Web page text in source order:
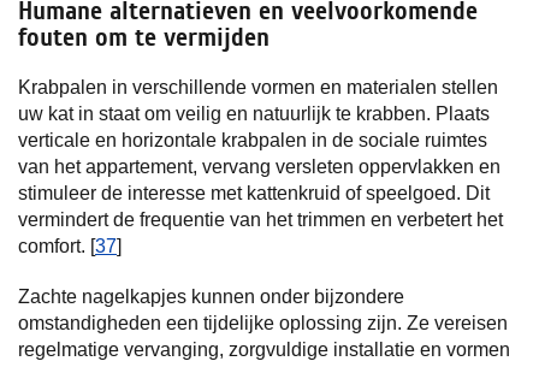
Humane alternatieven en veelvoorkomende
fouten om te vermijden
Krabpalen in verschillende vormen en materialen stellen
uw kat in staat om veilig en natuurlijk te krabben. Plaats
verticale en horizontale krabpalen in de sociale ruimtes
van het appartement, vervang versleten oppervlakken en
stimuleer de interesse met kattenkruid of speelgoed. Dit
vermindert de frequentie van het trimmen en verbetert het
comfort. [37]
Zachte nagelkapjes kunnen onder bijzondere
omstandigheden een tijdelijke oplossing zijn. Ze vereisen
regelmatige vervanging, zorgvuldige installatie en vormen